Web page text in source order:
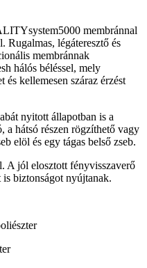
membránnal
Rugalmas, légáteresztő és
membránnak
hálós béléssel, mely
és kellemesen száraz érzést
nyitott állapotban is a
a hátsó részen rögzíthető vagy
elöl és egy tágas belső zseb.
A jól elosztott fényvisszaverő
biztonságot nyújtanak.